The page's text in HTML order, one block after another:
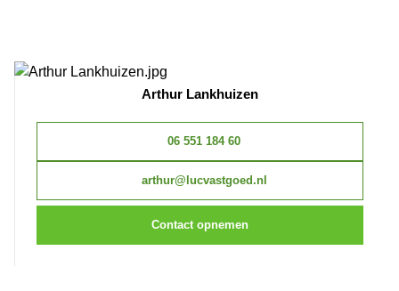
Arthur Lankhuizen
06 551 184 60
arthur@lucvastgoed.nl
Contact opnemen